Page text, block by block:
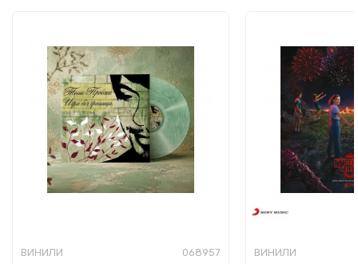
ВИНИЛИ 068957 ВИНИЛИ